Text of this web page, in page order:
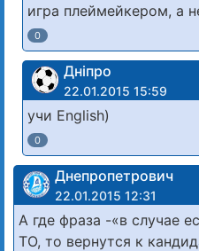
игра плеймейкером, а
0
Дніпро
22.01.2015 15:59
учи English)
0
Днепропетрович
22.01.2015 12:31
А где фраза -«в случае
ТО, то вернутся к